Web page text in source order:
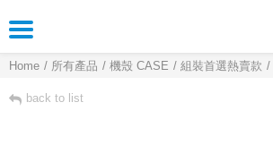
Home 所有產品 機殼 CASE 組裝首選熱賣款
back to list